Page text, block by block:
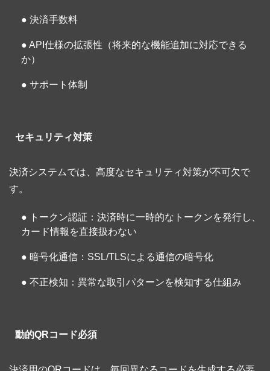
● 決済手数料
● API仕様の拡張性（将来的な機能追加に対応できる
か）
● サポート体制
セキュリティ対策
決済システムでは、高度なセキュリティ対策が不可欠で
す。
● トークン認証：決済時に一時的なトークンを発行し、
カード情報を直接扱わない
● 暗号化通信：SSL/TLSによる通信の暗号化
● 不正検知：異常な取引パターンを検知する仕組み
動的QRコード必須